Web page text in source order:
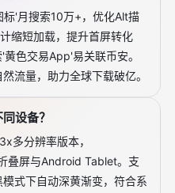
'月搜索10万+，优化Alt描
缩短加载，提升首屏转化
色交易App'易关联币安。
流量，助力全球下载破亿。
设备？
多分辨率版本，
叠屏与Android Tablet。支
式下自动深黄渐变，符合系